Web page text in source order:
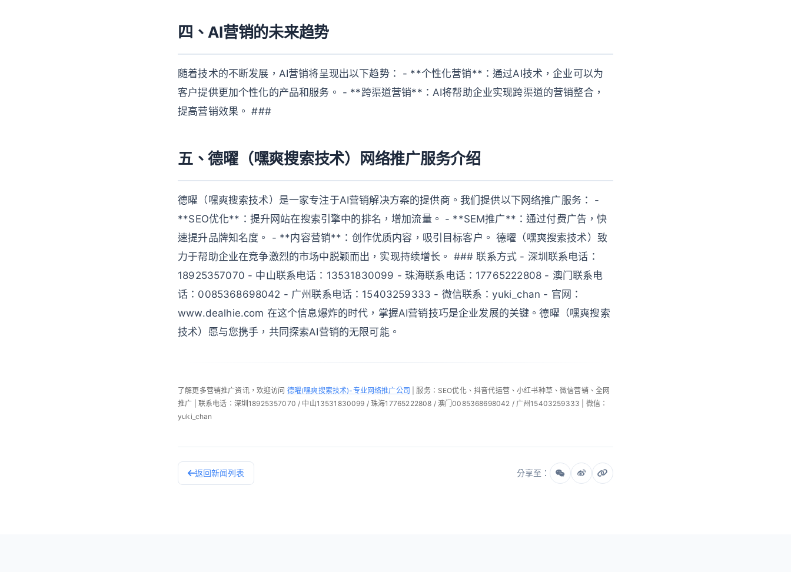
四、AI营销的未来趋势
随着技术的不断发展，AI营销将呈现出以下趋势： - **个性化营销**：通过AI技术，企业可以为
客户提供更加个性化的产品和服务。 - **跨渠道营销**：AI将帮助企业实现跨渠道的营销整合，
提高营销效果。 ###
五、德曜（嘿爽搜索技术）网络推广服务介绍
德曜（嘿爽搜索技术）是一家专注于AI营销解决方案的提供商。我们提供以下网络推广服务： -
**SEO优化**：提升网站在搜索引擎中的排名，增加流量。 - **SEM推广**：通过付费广告，快
速提升品牌知名度。 - **内容营销**：创作优质内容，吸引目标客户。 德曜（嘿爽搜索技术）致
力于帮助企业在竞争激烈的市场中脱颖而出，实现持续增长。 ### 联系方式 - 深圳联系电话：
18925357070 - 中山联系电话：13531830099 - 珠海联系电话：17765222808 - 澳门联系电
话：0085368698042 - 广州联系电话：15403259333 - 微信联系：yuki_chan - 官网：
www.dealhie.com 在这个信息爆炸的时代，掌握AI营销技巧是企业发展的关键。德曜（嘿爽搜索
技术）愿与您携手，共同探索AI营销的无限可能。
了解更多营销推广资讯，欢迎访问 德曜(嘿爽搜索技术)-专业网络推广公司
| 服务：SEO优化、抖音代运营、小红书种草、微信营销、全网
推广 | 联系电话：深圳18925357070 / 中山13531830099 / 珠海17765222808 / 澳门0085368698042 / 广州15403259333 | 微信：
yuki_chan
返回新闻列表 分享至：